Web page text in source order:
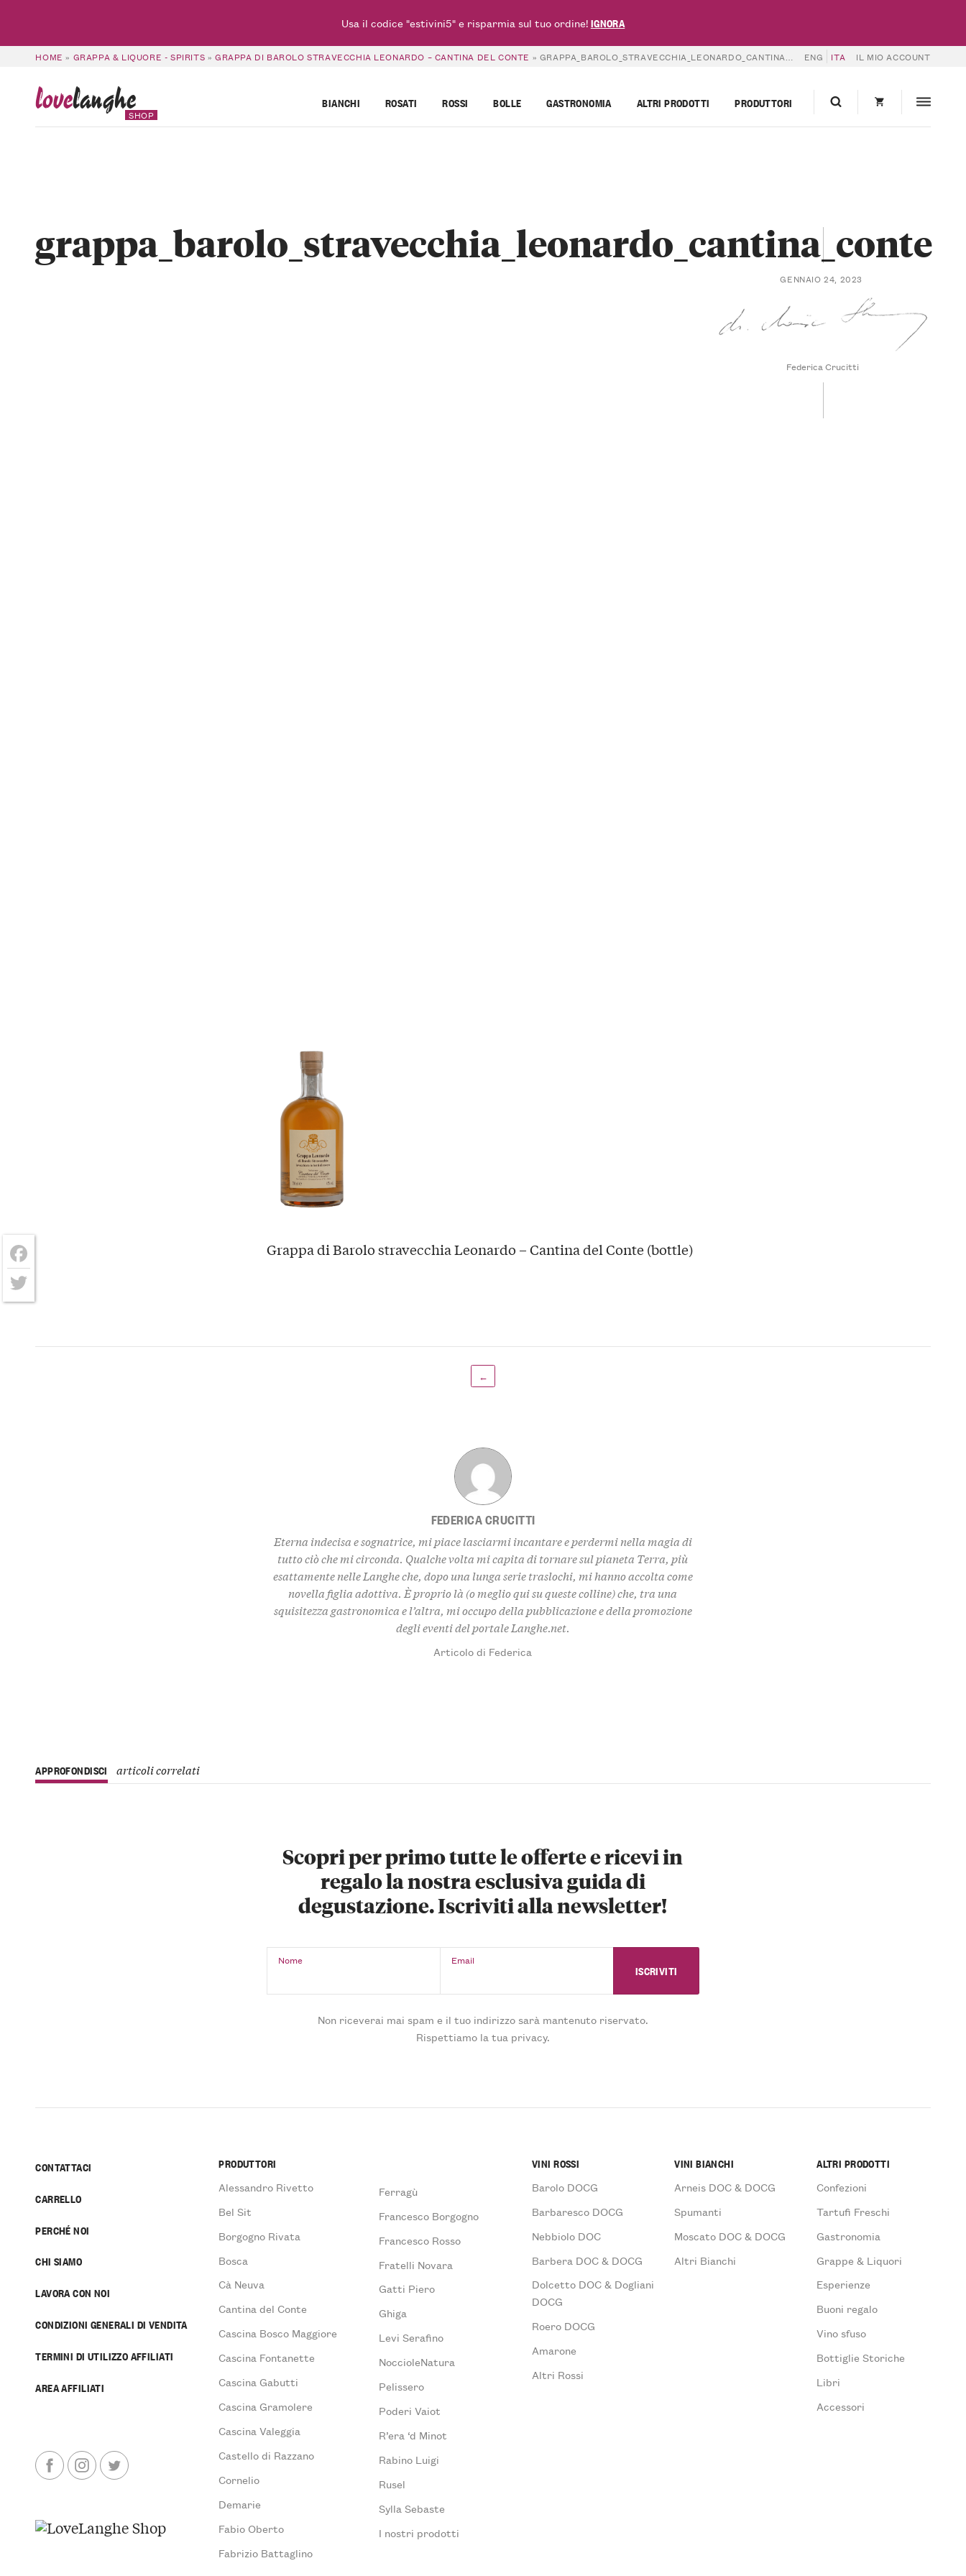
HOME » GRAPPA & LIQUORE - SPIRITS » GRAPPA DI BAROLO STRAVECCHIA LEONARDO – CANTINA DEL CONTE » GRAPPA_BAROLO_STRAVECCHIA_LEONARDO_CANTINA_CONTE ENG ITA IL MIO ACCOUNT
lovelanghe
SHOP
BIANCHI ROSATI ROSSI BOLLE GASTRONOMIA ALTRI PRODOTTI PRODUTTORI
grappa_barolo_stravecchia_leonardo_cantina_conte
GENNAIO 24, 2023
Federica Crucitti
Grappa di Barolo stravecchia Leonardo – Cantina del Conte (bottle)
←
FEDERICA CRUCITTI
Eterna indecisa e sognatrice, mi piace lasciarmi incantare e perdermi nella magia di
tutto ciò che mi circonda. Qualche volta mi capita di tornare sul pianeta Terra, più
esattamente nelle Langhe che, dopo una lunga serie traslochi, mi hanno accolta come
novella figlia adottiva. È proprio là (o meglio qui su queste colline) che, tra una
squisitezza gastronomica e l’altra, mi occupo della pubblicazione e della promozione
degli eventi del portale Langhe.net.
Articolo di Federica
APPROFONDISCI articoli correlati
Scopri per primo tutte le offerte e ricevi in
regalo la nostra esclusiva guida di
degustazione. Iscriviti alla newsletter!
Nome Email
Non riceverai mai spam e il tuo indirizzo sarà mantenuto riservato.
Rispettiamo la tua privacy.
CONTATTACI
CARRELLO
PERCHÉ NOI
CHI SIAMO
LAVORA CON NOI
CONDIZIONI GENERALI DI VENDITA
TERMINI DI UTILIZZO AFFILIATI
AREA AFFILIATI
PRODUTTORI
Alessandro Rivetto
Bel Sit
Borgogno Rivata
Bosca
Cà Neuva
Cantina del Conte
Cascina Bosco Maggiore
Cascina Fontanette
Cascina Gabutti
Cascina Gramolere
Cascina Valeggia
Castello di Razzano
Cornelio
Demarie
Fabio Oberto
Fabrizio Battaglino
Ferragù
Francesco Borgogno
Francesco Rosso
Fratelli Novara
Gatti Piero
Ghiga
Levi Serafino
NoccioleNatura
Pelissero
Poderi Vaiot
R’era ‘d Minot
Rabino Luigi
Rusel
Sylla Sebaste
I nostri prodotti
VINI ROSSI
Barolo DOCG
Barbaresco DOCG
Nebbiolo DOC
Barbera DOC & DOCG
Dolcetto DOC & Dogliani
DOCG
Roero DOCG
Amarone
Altri Rossi
VINI BIANCHI
Arneis DOC & DOCG
Spumanti
Moscato DOC & DOCG
Altri Bianchi
ALTRI PRODOTTI
Confezioni
Tartufi Freschi
Gastronomia
Grappe & Liquori
Esperienze
Buoni regalo
Vino sfuso
Bottiglie Storiche
Libri
Accessori
Facebook
Twitter
Usa il codice "estivini5" e risparmia sul tuo ordine!IGNORA